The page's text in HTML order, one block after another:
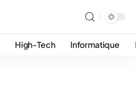
High-Tech Informatique